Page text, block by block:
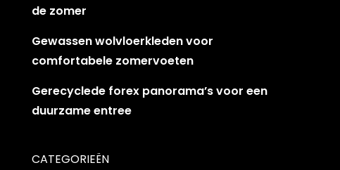
de zomer
Gewassen wolvloerkleden voor
comfortabele zomervoeten
Gerecyclede forex panorama’s voor een
duurzame entree
CATEGORIEËN